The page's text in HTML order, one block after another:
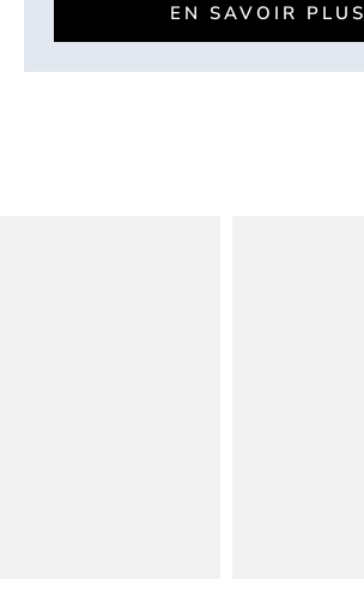
EN SAVOIR PLUS